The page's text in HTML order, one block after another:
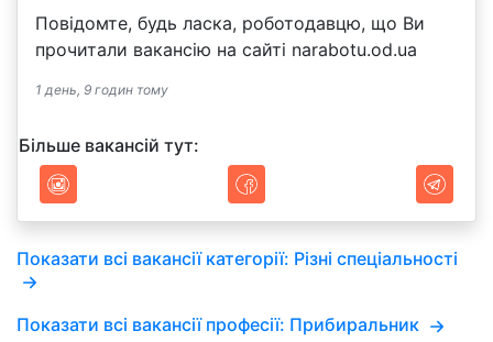
Повідомте, будь ласка, роботодавцю, що Ви
прочитали вакансію на сайті narabotu.od.ua
1 день, 9 годин тому
Більше вакансій тут:
Показати всі вакансії категорії: Різні спеціальності
Показати всі вакансії професії: Прибиральник